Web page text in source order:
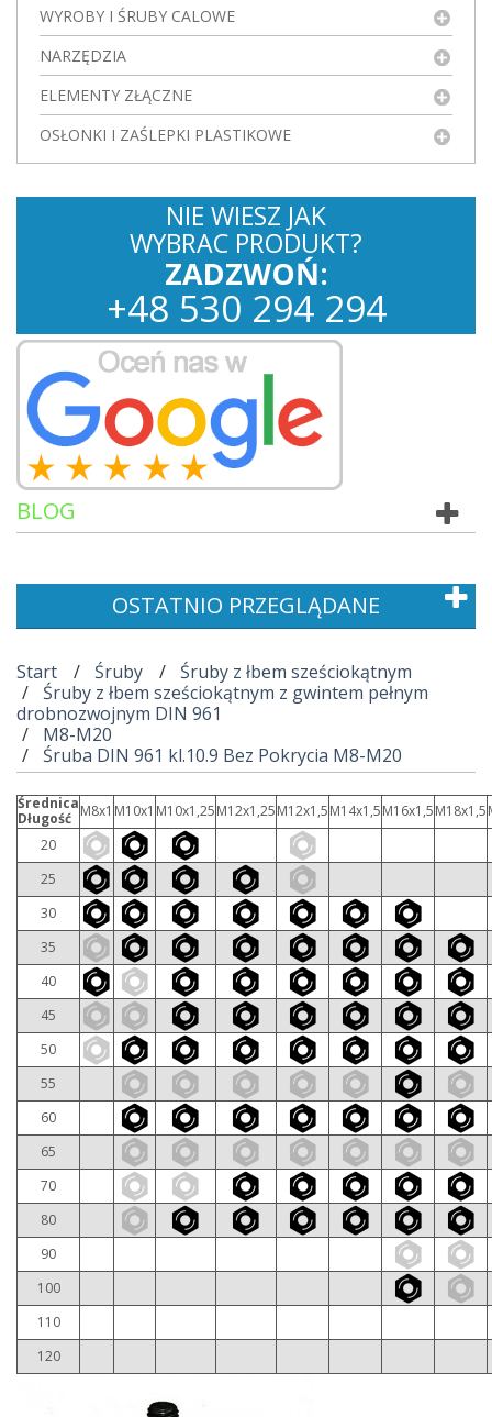
WYROBY I ŚRUBY CALOWE
NARZĘDZIA
ELEMENTY ZŁĄCZNE
OSŁONKI I ZAŚLEPKI PLASTIKOWE
NIE WIESZ JAK
WYBRAC PRODUKT?
ZADZWOŃ:
+48 530 294 294
BLOG
OSTATNIO PRZEGLĄDANE
Start Śruby
Śruby z łbem sześciokątnym
Śruby z łbem sześciokątnym z gwintem pełnym
drobnozwojnym DIN 961
M8-M20
Śruba DIN 961 kl.10.9 Bez Pokrycia M8-M20
Średnica
Długość M8x1 M10x1 M10x1,25M12x1,25M12x1,5M14x1,5M16x1,5M18x1,5
20
25
30
35
40
45
50
55
60
65
70
80
90
100
110
120